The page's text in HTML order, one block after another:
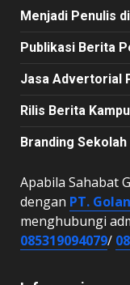
Menjadi Penulis
Publikasi Berita
Jasa Advertorial
Rilis Berita
Branding Sekolah
Apabila Sahabat
dengan PT.
menghubungi
085319094079/